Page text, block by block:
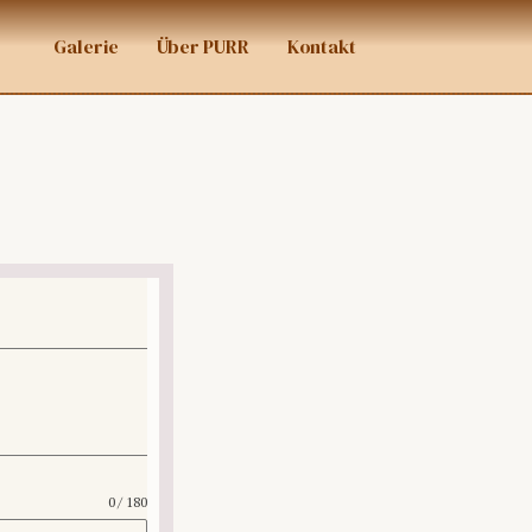
Galerie Über PURR Kontakt
0 / 180